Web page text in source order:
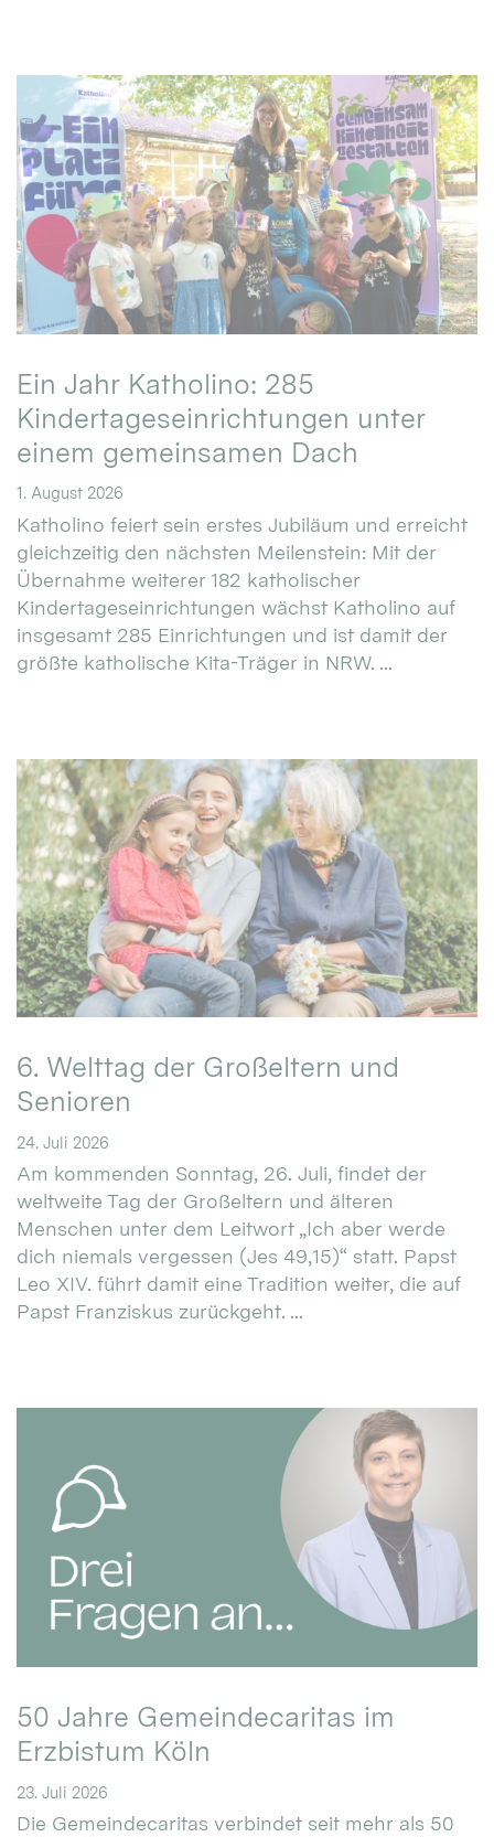
Ein Jahr Katholino: 285
Kindertageseinrichtungen unter
einem gemeinsamen Dach
1. August 2026
Katholino feiert sein erstes Jubiläum und erreicht
gleichzeitig den nächsten Meilenstein: Mit der
Übernahme weiterer 182 katholischer
Kindertageseinrichtungen wächst Katholino auf
insgesamt 285 Einrichtungen und ist damit der
größte katholische Kita-Träger in NRW. ...
6. Welttag der Großeltern und
Senioren
24. Juli 2026
Am kommenden Sonntag, 26. Juli, findet der
weltweite Tag der Großeltern und älteren
Menschen unter dem Leitwort „Ich aber werde
dich niemals vergessen (Jes 49,15)“ statt. Papst
Leo XIV. führt damit eine Tradition weiter, die auf
Papst Franziskus zurückgeht. ...
50 Jahre Gemeindecaritas im
Erzbistum Köln
23. Juli 2026
Die Gemeindecaritas verbindet seit mehr als 50